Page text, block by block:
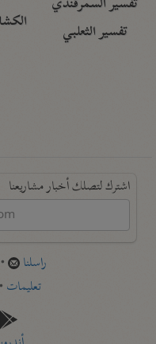
تفسير السمرقندي
تفسير الثعلبي
اشترك لتصلك أخبار مشاريعنا
راسلنا
تعليمات •